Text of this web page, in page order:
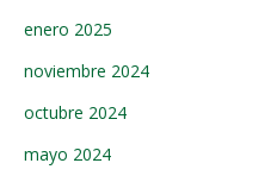
enero 2025
noviembre 2024
octubre 2024
mayo 2024